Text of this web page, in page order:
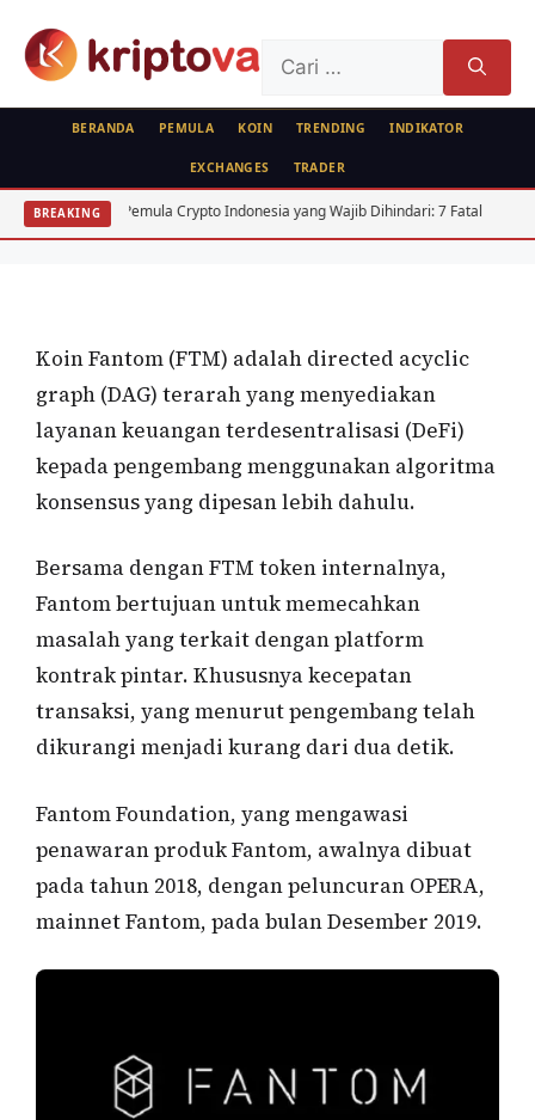
untuk:
BERANDA PEMULA KOIN TRENDING INDIKATOR
EXCHANGES TRADER
BREAKING
Pemula Crypto Indonesia yang Wajib Dihindari: 7 Fatal
KOIN
Fantom (FTM)
Koin Fantom (FTM) adalah directed acyclic
graph (DAG) terarah yang menyediakan
layanan keuangan terdesentralisasi (DeFi)
kepada pengembang menggunakan algoritma
konsensus yang dipesan lebih dahulu.
Bersama dengan FTM token internalnya,
Fantom bertujuan untuk memecahkan
masalah yang terkait dengan platform
kontrak pintar. Khususnya kecepatan
transaksi, yang menurut pengembang telah
dikurangi menjadi kurang dari dua detik.
Fantom Foundation, yang mengawasi
penawaran produk Fantom, awalnya dibuat
pada tahun 2018, dengan peluncuran OPERA,
mainnet Fantom, pada bulan Desember 2019.